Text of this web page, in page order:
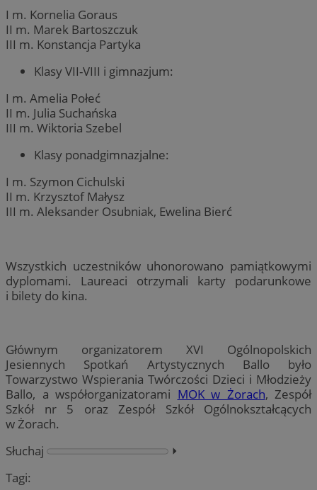
I m. Kornelia Goraus
II m. Marek Bartoszczuk
III m. Konstancja Partyka
Klasy VII-VIII i gimnazjum:
I m. Amelia Połeć
II m. Julia Suchańska
III m. Wiktoria Szebel
Klasy ponadgimnazjalne:
I m. Szymon Cichulski
II m. Krzysztof Małysz
III m. Aleksander Osubniak, Ewelina Bierć
Wszystkich uczestników uhonorowano pamiątkowymi
dyplomami. Laureaci otrzymali karty podarunkowe
i bilety do kina.
Głównym organizatorem XVI Ogólnopolskich
Jesiennych Spotkań Artystycznych Ballo było
Towarzystwo Wspierania Twórczości Dzieci i Młodzieży
Ballo, a współorganizatorami MOK w Żorach, Zespół
Szkół nr 5 oraz Zespół Szkół Ogólnokształcących
w Żorach.
Słuchaj
⏵︎
Tagi: